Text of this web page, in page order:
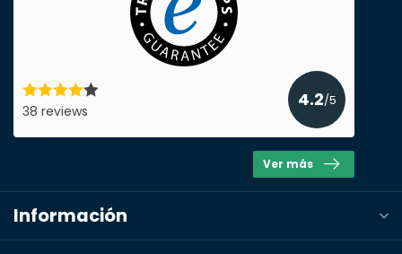
38 reviews
4.2/5
Ver más
Información